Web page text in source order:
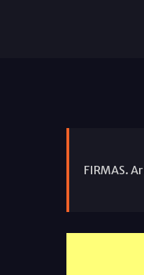
FIRMAS.